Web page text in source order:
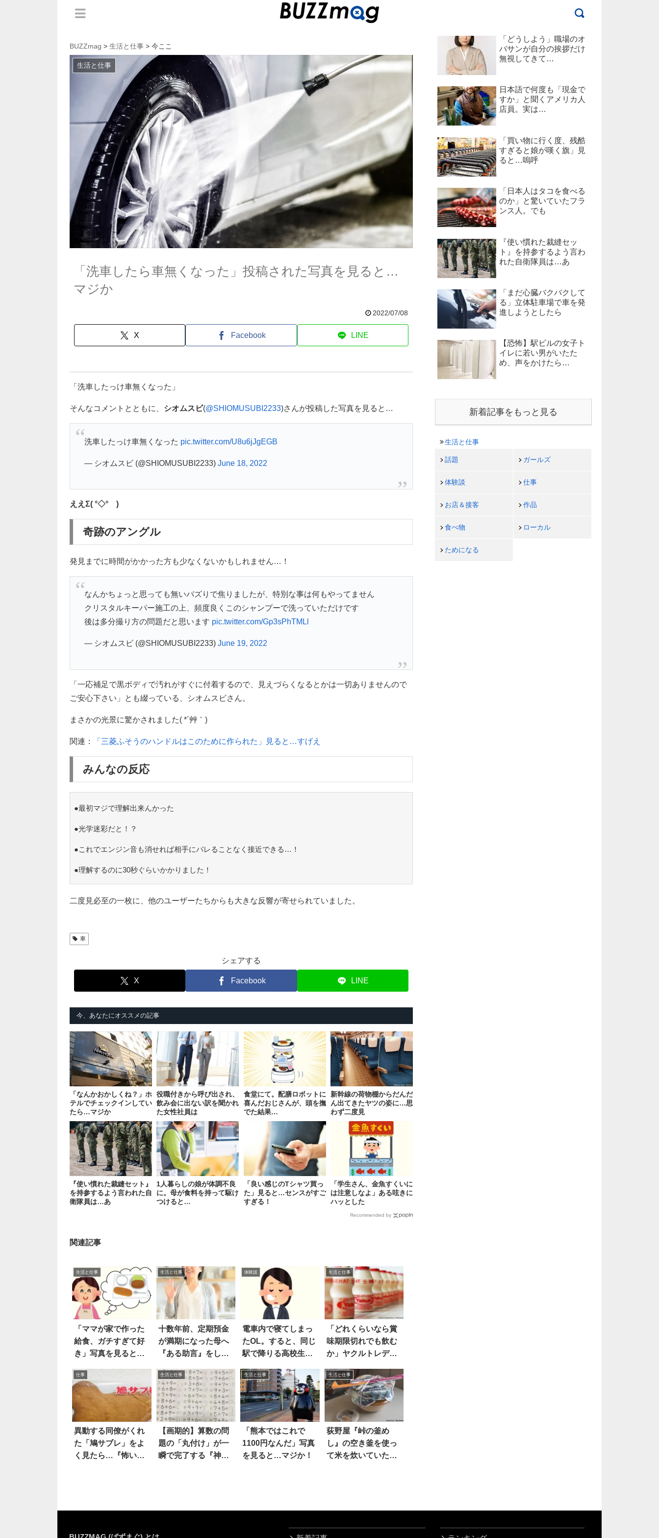
BUZZmag > 生活と仕事 > 今ここ
生活と仕事
「洗車したら車無くなった」投稿された写真を見ると…
マジか
2022/07/08
X Facebook LINE
「洗車したっけ車無くなった」
そんなコメントとともに、 シオムスビ(@SHIOMUSUBI2233)さんが投稿した写真を見ると…
洗車したっけ車無くなった pic.twitter.com/U8u6jJgEGB
— シオムスビ (@SHIOMUSUBI2233) June 18, 2022
ええΣ( °◇° )
奇跡のアングル
発見までに時間がかかった方も少なくないかもしれません…！
なんかちょっと思っても無いバズりで焦りましたが、特別な事は何もやってません
クリスタルキーパー施工の上、頻度良くこのシャンプーで洗っていただけです
後は多分撮り方の問題だと思います pic.twitter.com/Gp3sPhTMLl
— シオムスビ (@SHIOMUSUBI2233) June 19, 2022
「一応補足で黒ボディで汚れがすぐに付着するので、見えづらくなるとかは一切ありませんので
ご安心下さい」とも綴っている、シオムスビさん。
まさかの光景に驚かされました( *´艸｀)
関連： 「三菱ふそうのハンドルはこのために作られた」見ると…すげえ
みんなの反応
●最初マジで理解出来んかった
●光学迷彩だと！？
●これでエンジン音も消せれば相手にバレることなく接近できる…！
●理解するのに30秒ぐらいかかりました！
二度見必至の一枚に、他のユーザーたちからも大きな反響が寄せられていました。
車
シェアする
X Facebook LINE
今、あなたにオススメの記事
「なんかおかしくね？」ホ
テルでチェックインしてい
たら…マジか
役職付きから呼び出され、
飲み会に出ない訳を聞かれ
た女性社員は
食堂にて。配膳ロボットに
喜んだおじさんが、頭を撫
でた結果…
新幹線の荷物棚からだんだ
ん出てきたヤツの姿に…思
わず二度見
『使い慣れた裁縫セット』
を持参するよう言われた自
衛隊員は…あ
1人暮らしの娘が体調不良
に。母が食料を持って駆け
つけると…
「良い感じのTシャツ買っ
た」見ると…センスがすご
すぎる！
「学生さん、金魚すくいに
は注意しなよ」ある呟きに
ハッとした
Recommended by
関連記事
生活と仕事
「ママが家で作った
給食、ガチすぎて好
き」写真を見ると…
生活と仕事
十数年前、定期預金
が満期になった母へ
『ある助言』をした
体験談
電車内で寝てしまっ
たOL。すると、同じ
駅で降りる高校生
生活と仕事
「どれくらいなら賞
味期限切れでも飲む
か」ヤクルトレディ
仕事
異動する同僚がくれ
た「鳩サブレ」をよ
く見たら…『怖い怖
生活と仕事
【画期的】算数の問
題の「丸付け」が一
瞬で完了する『神ア
生活と仕事
「熊本ではこれで
1100円なんだ」写真
を見ると…マジか！
生活と仕事
荻野屋『峠の釜め
し』の空き釜を使っ
て米を炊いていた
「どうしよう」職場のオ
バサンが自分の挨拶だけ
無視してきて…
日本語で何度も「現金で
すか」と聞くアメリカ人
店員。実は…
「買い物に行く度、残酷
すぎると娘が嘆く旗」見
ると…嗚呼
「日本人はタコを食べる
のか」と驚いていたフラ
ンス人。でも
『使い慣れた裁縫セッ
ト』を持参するよう言わ
れた自衛隊員は…あ
「まだ心臓バクバクして
る」立体駐車場で車を発
進しようとしたら
【恐怖】駅ビルの女子ト
イレに若い男がいたた
め、声をかけたら…
新着記事をもっと見る
生活と仕事
話題 ガールズ
体験談 仕事
お店＆接客 作品
食べ物 ローカル
ためになる